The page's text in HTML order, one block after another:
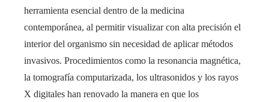
herramienta esencial dentro de la medicina
contemporánea, al permitir visualizar con alta precisión el
interior del organismo sin necesidad de aplicar métodos
invasivos. Procedimientos como la resonancia magnética,
la tomografía computarizada, los ultrasonidos y los rayos
X digitales han renovado la manera en que los